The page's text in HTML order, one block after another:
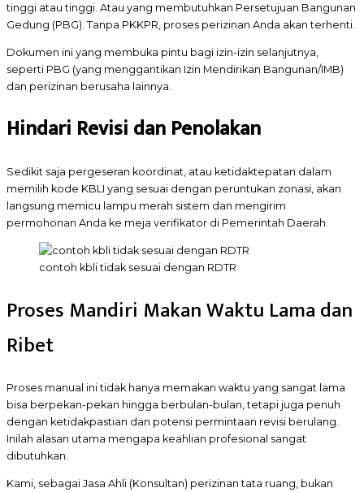
tinggi atau tinggi. Atau yang membutuhkan Persetujuan Bangunan
Gedung (PBG). Tanpa PKKPR, proses perizinan Anda akan terhenti.
Dokumen ini yang membuka pintu bagi izin-izin selanjutnya,
seperti PBG (yang menggantikan Izin Mendirikan Bangunan/IMB)
dan perizinan berusaha lainnya.
Hindari Revisi dan Penolakan
Sedikit saja pergeseran koordinat, atau ketidaktepatan dalam
memilih kode KBLI yang sesuai dengan peruntukan zonasi, akan
langsung memicu lampu merah sistem dan mengirim
permohonan Anda ke meja verifikator di Pemerintah Daerah.
contoh kbli tidak sesuai dengan RDTR
Proses Mandiri Makan Waktu Lama dan
Ribet
Proses manual ini tidak hanya memakan waktu yang sangat lama
bisa berpekan-pekan hingga berbulan-bulan, tetapi juga penuh
dengan ketidakpastian dan potensi permintaan revisi berulang.
Inilah alasan utama mengapa keahlian profesional sangat
dibutuhkan.
Kami, sebagai Jasa Ahli (Konsultan) perizinan tata ruang, bukan